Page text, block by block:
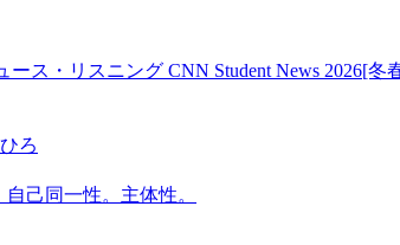
ス・リスニング CNN Student News 2026[冬
ろ
己同一性。主体性。